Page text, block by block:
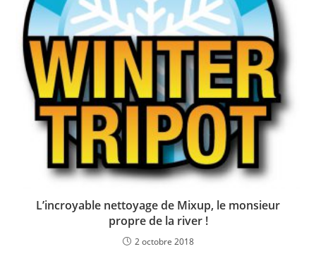
L’incroyable nettoyage de Mixup, le monsieur
propre de la river !
2 octobre 2018